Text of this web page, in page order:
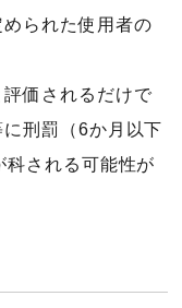
られた使用者の
価されるだけで
刑罰（6か月以下
される可能性が